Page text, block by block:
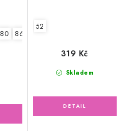
80 86
52
Skladem
319 Kč